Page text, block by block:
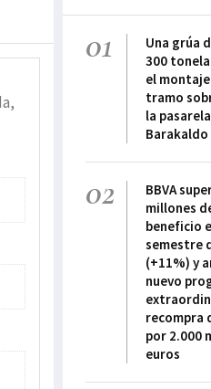
01
Una grúa
300
el
tramo
la
Barakaldo
02
BBVA
millones
beneficio
semestre
(+11%) y
nuevo
recompra
por 2.000
euros